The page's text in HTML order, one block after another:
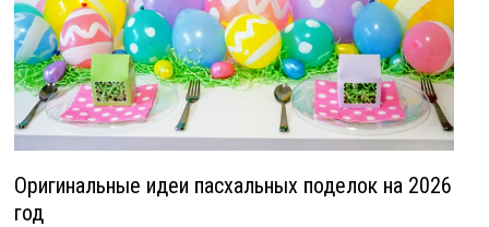
Оригинальные идеи пасхальных поделок на 2026
год